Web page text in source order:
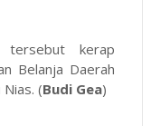
tersebut kerap
Belanja Daerah
(Budi Gea)